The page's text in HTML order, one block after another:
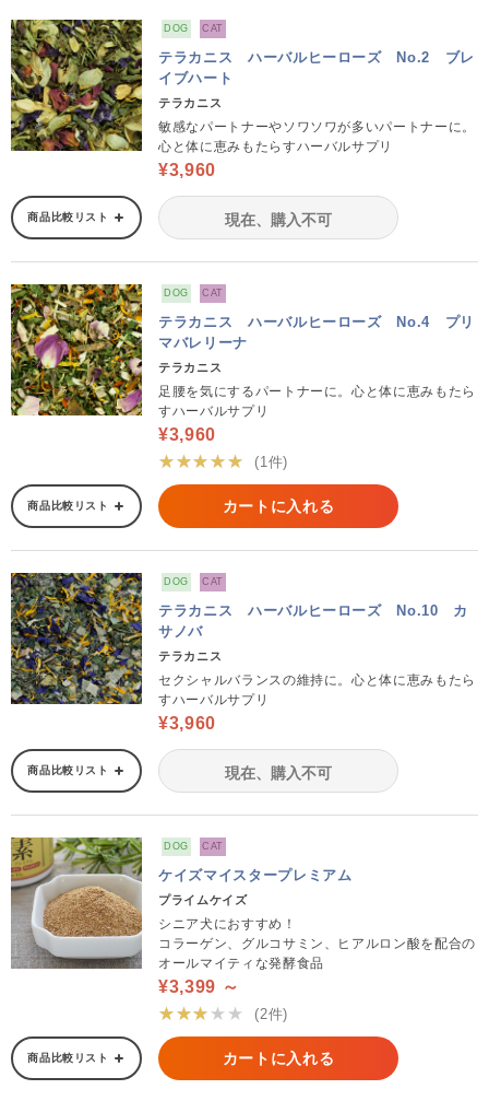
DOG CAT
テラカニス ハーバルヒーローズ No.2 ブレ
イブハート
テラカニス
敏感なパートナーやソワソワが多いパートナーに。
心と体に恵みもたらすハーバルサプリ
¥3,960
商品比較リスト 現在、購入不可
DOG CAT
テラカニス ハーバルヒーローズ No.4 プリ
マバレリーナ
テラカニス
足腰を気にするパートナーに。心と体に恵みもたら
すハーバルサプリ
¥3,960
★★★★★
(1件)
商品比較リスト カートに入れる
DOG CAT
テラカニス ハーバルヒーローズ No.10 カ
サノバ
テラカニス
セクシャルバランスの維持に。心と体に恵みもたら
すハーバルサプリ
¥3,960
商品比較リスト 現在、購入不可
DOG CAT
ケイズマイスタープレミアム
プライムケイズ
シニア犬におすすめ！
コラーゲン、グルコサミン、ヒアルロン酸を配合の
オールマイティな発酵食品
¥3,399 ～
★★★★★
(2件)
商品比較リスト カートに入れる